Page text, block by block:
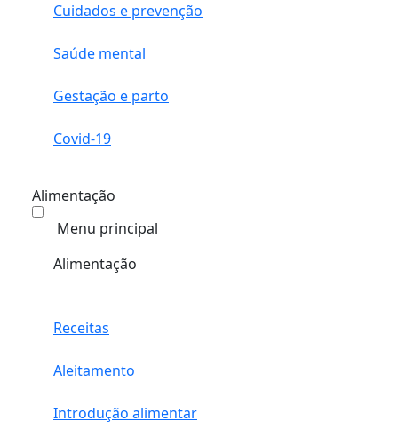
Cuidados e prevenção
Saúde mental
Gestação e parto
Covid-19
Alimentação
Menu principal
Alimentação
Receitas
Aleitamento
Introdução alimentar